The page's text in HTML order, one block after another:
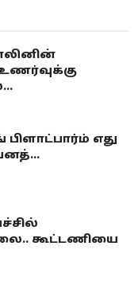
பிளாட்பார்ம் எது
கூட்டணியை